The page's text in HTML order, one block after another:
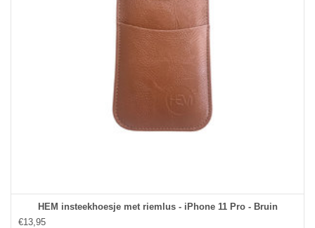
HEM insteekhoesje met riemlus - iPhone 11 Pro - Bruin
€13,95